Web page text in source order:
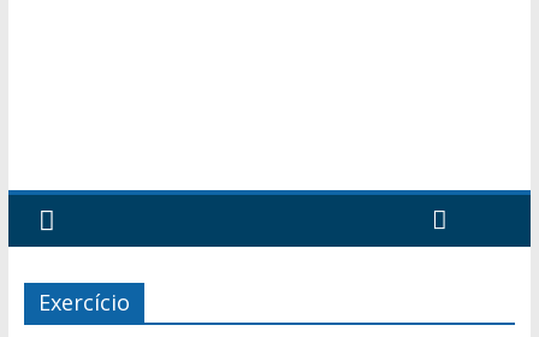
Exercício